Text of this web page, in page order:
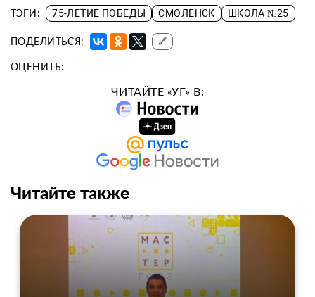
ТЭГИ: 75-ЛЕТИЕ ПОБЕДЫ СМОЛЕНСК ШКОЛА №25
ПОДЕЛИТЬСЯ: 🔗
ОЦЕНИТЬ:
ЧИТАЙТЕ «УГ» В:
Читайте также